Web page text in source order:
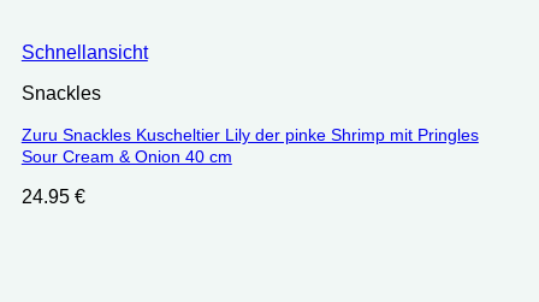
Schnellansicht
Snackles
Zuru Snackles Kuscheltier Lily der pinke Shrimp mit Pringles
Sour Cream & Onion 40 cm
24.95 €